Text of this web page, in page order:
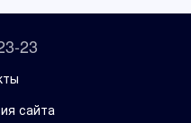
23
сайта